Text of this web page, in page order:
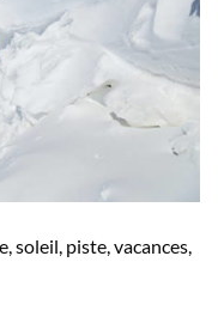
soleil, piste, vacances,